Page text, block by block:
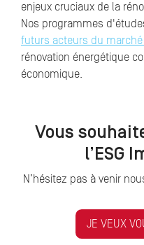
enjeux cruciaux de la
Nos programmes
futurs acteurs du
rénovation énergétique
économique.
Vous
l’ESG
N’hésitez pas à venir
JE VEUX